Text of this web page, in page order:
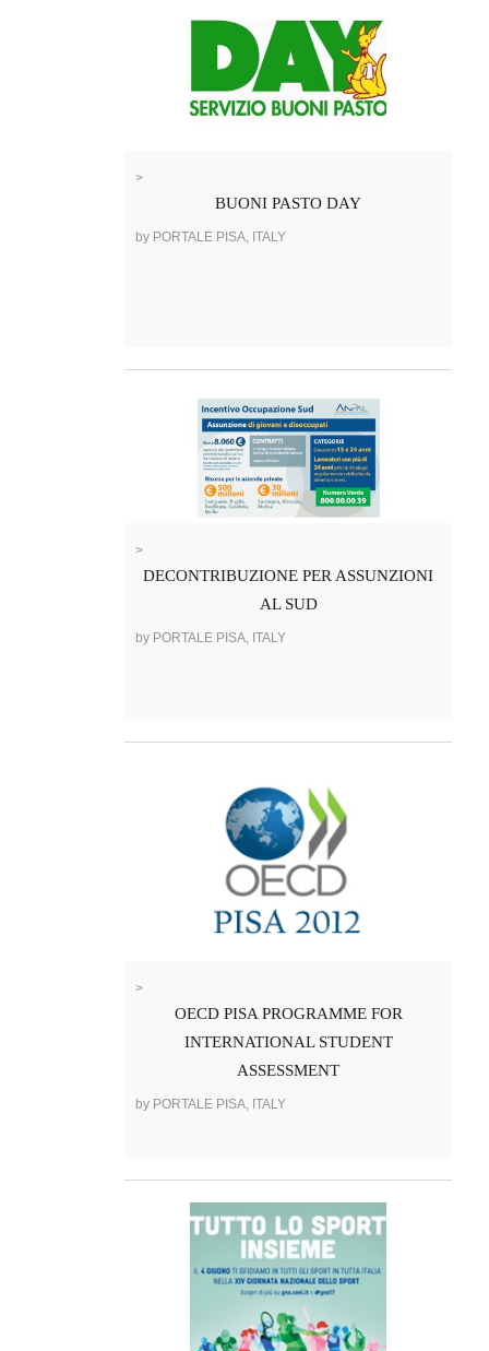
>
BUONI PASTO DAY
by PORTALE PISA, ITALY
>
DECONTRIBUZIONE PER ASSUNZIONI
AL SUD
by PORTALE PISA, ITALY
>
OECD PISA PROGRAMME FOR
INTERNATIONAL STUDENT
ASSESSMENT
by PORTALE PISA, ITALY